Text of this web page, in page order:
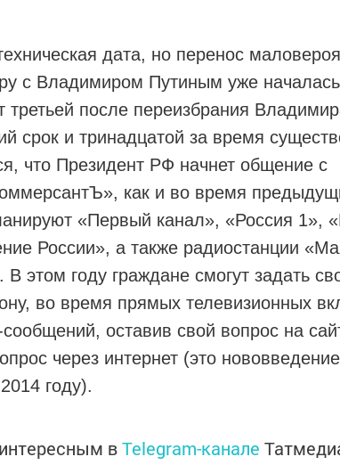
дата, но перенос
с Владимиром Путиным уже
после переизбрания
срок и тринадцатой за время
что Президент РФ начнет общение с
как и во время
«Первый канал», «Россия 1»,
России», а также радиостанции
этом году граждане смогут задать
во время прямых телевизионных
оставив свой вопрос на
через интернет (это нововведение
году).
вTelegram-канале